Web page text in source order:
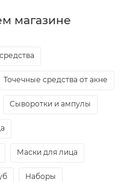
магазине
Точечные средства от акне
Сыворотки и ампулы
Маски для лица
Наборы